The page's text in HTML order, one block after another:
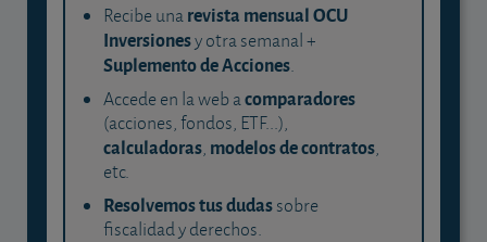
Recibe unarevista mensual OCU
Inversionesy otra semanal +
Suplemento de Acciones.
Accede en la web acomparadores
(acciones, fondos, ETF...),
calculadoras, modelos de contratos,
etc.
Resolvemos tus dudassobre
fiscalidad y derechos.